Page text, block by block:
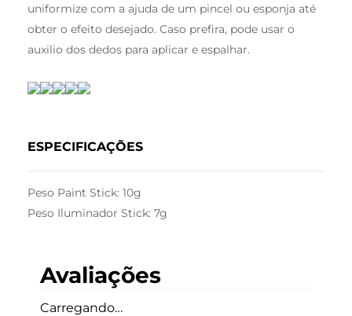
uniformize com a ajuda de um pincel ou esponja até
obter o efeito desejado. Caso prefira, pode usar o
auxilio dos dedos para aplicar e espalhar.
ESPECIFICAÇÕES
Peso Paint Stick: 10g
Peso Iluminador Stick: 7g
Avaliações
Carregando…